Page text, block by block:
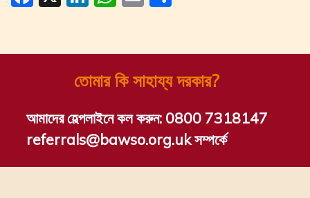
তোমার কি সাহায্য দরকার?
আমাদের হেল্পলাইনে কল করুন: 0800 7318147
referrals@bawso.org.uk সম্পর্কে